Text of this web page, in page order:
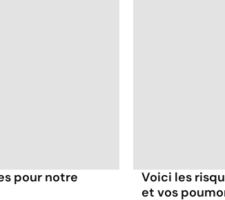
pour notre
Voici les
et vos